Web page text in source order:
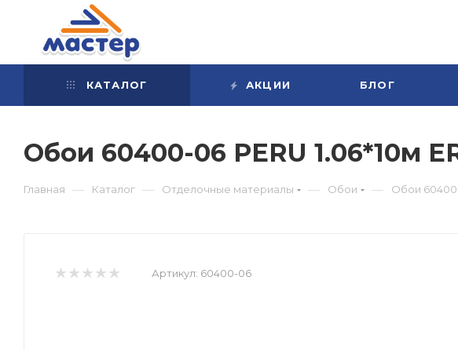
КАТАЛОГ АКЦИИ БЛОГ
Обои 60400-06 PERU 1.06*10м
Главная — Каталог — Отделочные материалы — Обои — Обои 60400-
Артикул: 60400-06